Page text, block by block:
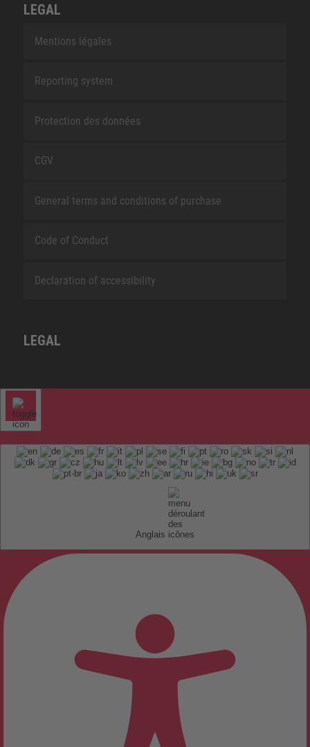
LEGAL
Mentions légales
Reporting system
Protection des données
CGV
General terms and conditions of purchase
Code of Conduct
Declaration of accessibility
LEGAL
Anglais